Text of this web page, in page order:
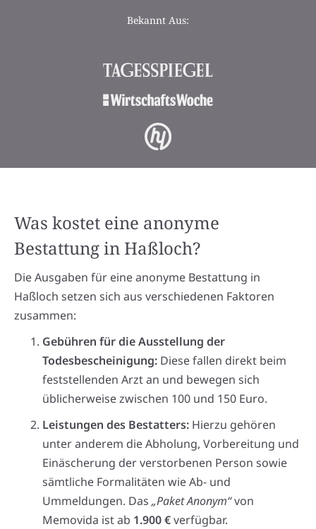
Bekannt Aus:
Was kostet eine anonyme
Bestattung in Haßloch?
Die Ausgaben für eine anonyme Bestattung in
Haßloch setzen sich aus verschiedenen Faktoren
zusammen:
Gebühren für die Ausstellung der
Todesbescheinigung: Diese fallen direkt beim
feststellenden Arzt an und bewegen sich
üblicherweise zwischen 100 und 150 Euro.
Leistungen des Bestatters: Hierzu gehören
unter anderem die Abholung, Vorbereitung und
Einäscherung der verstorbenen Person sowie
sämtliche Formalitäten wie Ab- und
Ummeldungen. Das „Paket Anonym“von
Memovida ist ab 1.900 €verfügbar.